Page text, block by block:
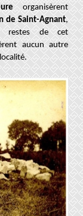
organisèrent
de Saint-Agnant,
restes de cet
aucun autre